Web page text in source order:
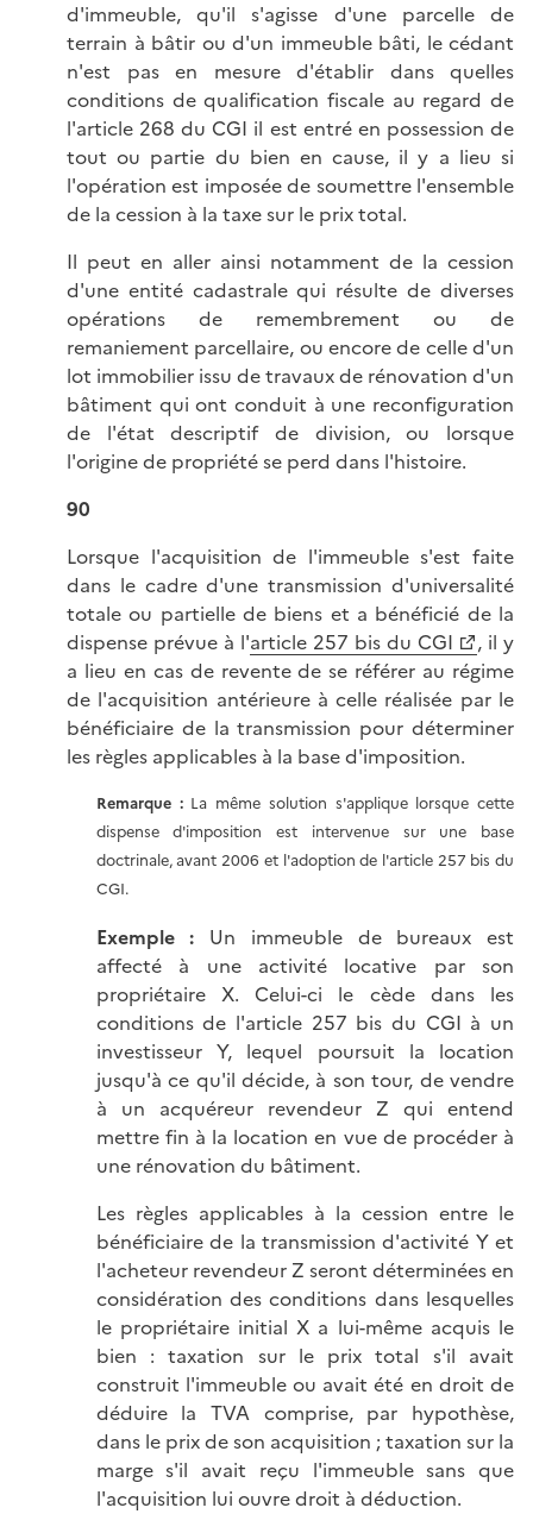
d'immeuble, qu'il s'agisse d'une parcelle de
terrain à bâtir ou d'un immeuble bâti, le cédant
n'est pas en mesure d'établir dans quelles
conditions de qualification fiscale au regard de
l'article 268 du CGI il est entré en possession de
tout ou partie du bien en cause, il y a lieu si
l'opération est imposée de soumettre l'ensemble
de la cession à la taxe sur le prix total.
Il peut en aller ainsi notamment de la cession
d'une entité cadastrale qui résulte de diverses
opérations de remembrement ou de
remaniement parcellaire, ou encore de celle d'un
lot immobilier issu de travaux de rénovation d'un
bâtiment qui ont conduit à une reconfiguration
de l'état descriptif de division, ou lorsque
l'origine de propriété se perd dans l'histoire.
90
Lorsque l'acquisition de l'immeuble s'est faite
dans le cadre d'une transmission d'universalité
totale ou partielle de biens et a bénéficié de la
dispense prévue à l'article 257 bis du CGI
, il y
a lieu en cas de revente de se référer au régime
de l'acquisition antérieure à celle réalisée par le
bénéficiaire de la transmission pour déterminer
les règles applicables à la base d'imposition.
Remarque :La même solution s'applique lorsque cette
dispense d'imposition est intervenue sur une base
doctrinale, avant 2006 et l'adoption de l'article 257 bis du
CGI.
Exemple : Un immeuble de bureaux est
affecté à une activité locative par son
propriétaire X. Celui-ci le cède dans les
conditions de l'article 257 bis du CGI à un
investisseur Y, lequel poursuit la location
jusqu'à ce qu'il décide, à son tour, de vendre
à un acquéreur revendeur Z qui entend
mettre fin à la location en vue de procéder à
une rénovation du bâtiment.
Les règles applicables à la cession entre le
bénéficiaire de la transmission d'activité Y et
l'acheteur revendeur Z seront déterminées en
considération des conditions dans lesquelles
le propriétaire initial X a lui-même acquis le
bien : taxation sur le prix total s'il avait
construit l'immeuble ou avait été en droit de
déduire la TVA comprise, par hypothèse,
dans le prix de son acquisition ; taxation sur la
marge s'il avait reçu l'immeuble sans que
l'acquisition lui ouvre droit à déduction.